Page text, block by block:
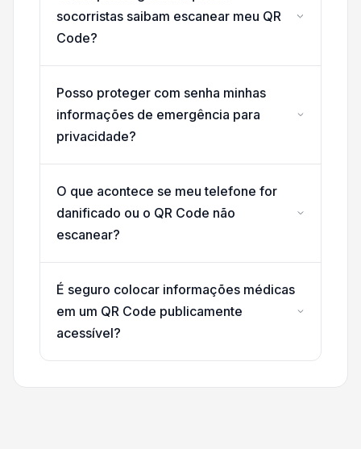
socorristas saibam escanear meu QR
Code?
Posso proteger com senha minhas
informações de emergência para
privacidade?
O que acontece se meu telefone for
danificado ou o QR Code não
escanear?
É seguro colocar informações médicas
em um QR Code publicamente
acessível?